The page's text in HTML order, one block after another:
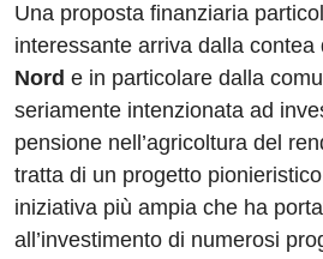
c
e
b
o
o
k
k
e
dI
n
d
di
t
e
a
d
s
s
A
p
p
Una proposta finanziaria
interessante arriva dalla contea
Nord e in particolare dalla
seriamente intenzionata ad
pensione nell’agricoltura del
tratta di un progetto
iniziativa più ampia che ha
all’investimento di numerosi